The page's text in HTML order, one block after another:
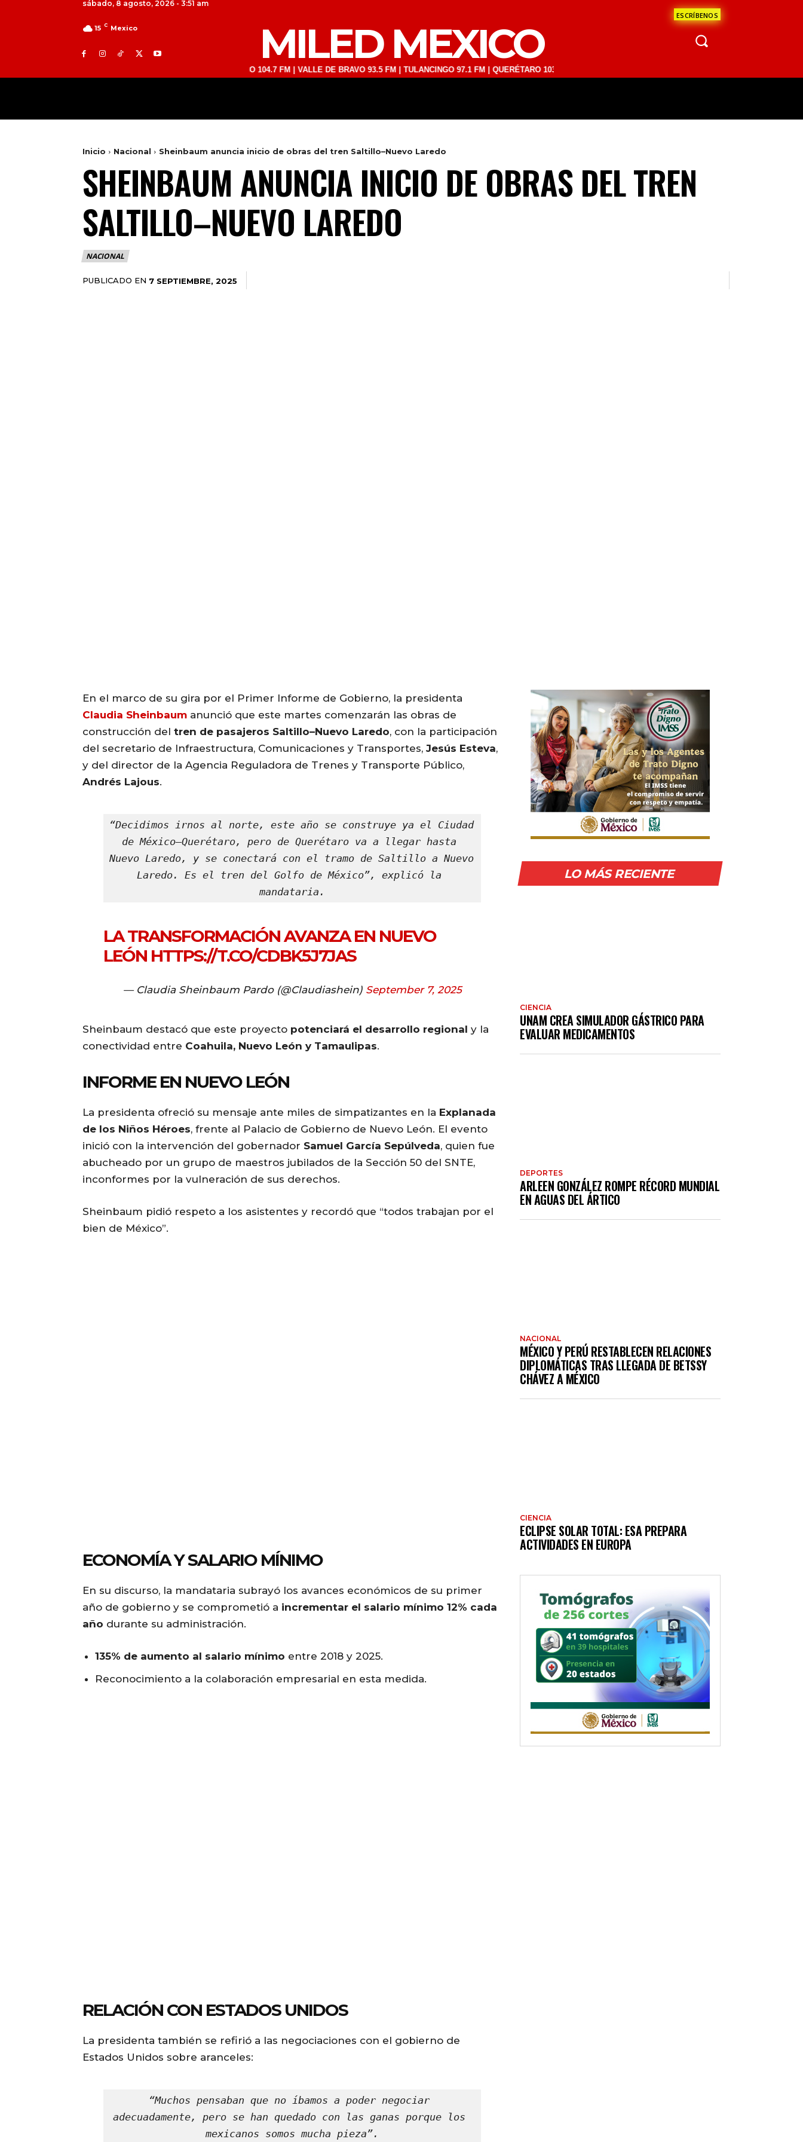
sábado, 8 agosto, 2026 - 3:51 am
ESCRÍBENOS
15 C Mexico MILED MEXICO
TOLUCA 98.9 FM | ATLACOMULCO 104.7 FM | VALLE DE BRAVO 93.5 FM | TULANCINGO 97.1 FM | QUERÉTARO 103.1 FM | SAN JUAN DEL RÍO 93.1 FM | GUADALAJARA 1510 AM | LA PAZ
Inicio Nacional Sheinbaum anuncia inicio de obras del tren Saltillo–Nuevo Laredo
SHEINBAUM ANUNCIA INICIO DE OBRAS DEL TREN
SALTILLO–NUEVO LAREDO
NACIONAL
PUBLICADO EN 7 SEPTIEMBRE, 2025
En el marco de su gira por el Primer Informe de Gobierno, la presidenta
Claudia Sheinbaum anunció que este martes comenzarán las obras de
construcción del tren de pasajeros Saltillo–Nuevo Laredo, con la participación
del secretario de Infraestructura, Comunicaciones y Transportes, Jesús Esteva,
y del director de la Agencia Reguladora de Trenes y Transporte Público,
Andrés Lajous.
“Decidimos irnos al norte, este año se construye ya el Ciudad
de México–Querétaro, pero de Querétaro va a llegar hasta
Nuevo Laredo, y se conectará con el tramo de Saltillo a Nuevo
Laredo. Es el tren del Golfo de México”, explicó la
mandataria.
LA TRANSFORMACIÓN AVANZA EN NUEVO
LEÓN HTTPS://T.CO/CDBK5J7JAS
— Claudia Sheinbaum Pardo (@Claudiashein) September 7, 2025
Sheinbaum destacó que este proyecto potenciará el desarrollo regional y la
conectividad entre Coahuila, Nuevo León y Tamaulipas.
INFORME EN NUEVO LEÓN
La presidenta ofreció su mensaje ante miles de simpatizantes en la Explanada
de los Niños Héroes, frente al Palacio de Gobierno de Nuevo León. El evento
inició con la intervención del gobernador Samuel García Sepúlveda, quien fue
abucheado por un grupo de maestros jubilados de la Sección 50 del SNTE,
inconformes por la vulneración de sus derechos.
Sheinbaum pidió respeto a los asistentes y recordó que “todos trabajan por el
bien de México”.
ECONOMÍA Y SALARIO MÍNIMO
En su discurso, la mandataria subrayó los avances económicos de su primer
año de gobierno y se comprometió a incrementar el salario mínimo 12% cada
año durante su administración.
135% de aumento al salario mínimo entre 2018 y 2025.
Reconocimiento a la colaboración empresarial en esta medida.
RELACIÓN CON ESTADOS UNIDOS
La presidenta también se refirió a las negociaciones con el gobierno de
Estados Unidos sobre aranceles:
“Muchos pensaban que no íbamos a poder negociar
adecuadamente, pero se han quedado con las ganas porque los
mexicanos somos mucha pieza”.
LO MÁS RECIENTE
CIENCIA
UNAM CREA SIMULADOR GÁSTRICO PARA
EVALUAR MEDICAMENTOS
DEPORTES
ARLEEN GONZÁLEZ ROMPE RÉCORD MUNDIAL
EN AGUAS DEL ÁRTICO
NACIONAL
MÉXICO Y PERÚ RESTABLECEN RELACIONES
DIPLOMÁTICAS TRAS LLEGADA DE BETSSY
CHÁVEZ A MÉXICO
CIENCIA
ECLIPSE SOLAR TOTAL: ESA PREPARA
ACTIVIDADES EN EUROPA